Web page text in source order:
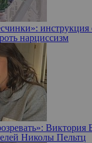
инструкция
нарциссизм
Виктория
Николы Пельтц